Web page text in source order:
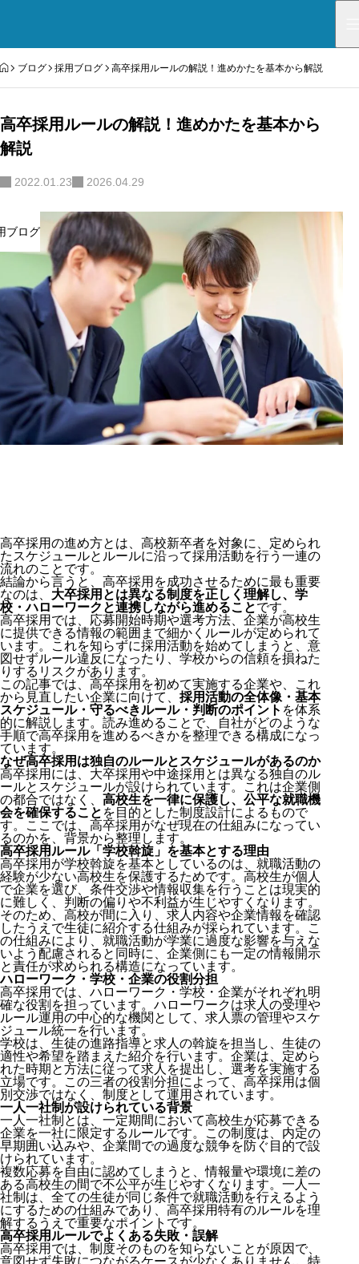
HOME
ブログ 採用ブログ 高卒採用ルールの解説！進めかたを基本から解説
高卒採用ルールの解説！進めかたを基本から
解説
2022.01.23 2026.04.29
ブログ
高卒採用の進め方とは、高校新卒者を対象に、定められ
たスケジュールとルールに沿って採用活動を行う一連の
流れのことです。
結論から言うと、高卒採用を成功させるために最も重要
なのは、 大卒採用とは異なる制度を正しく理解し、学
校・ハローワークと連携しながら進めることです。
高卒採用では、応募開始時期や選考方法、企業が高校生
に提供できる情報の範囲まで細かくルールが定められて
います。これを知らずに採用活動を始めてしまうと、意
図せずルール違反になったり、学校からの信頼を損ねた
りするリスクがあります。
この記事では、高卒採用を初めて実施する企業や、これ
から見直したい企業に向けて、 採用活動の全体像・基本
スケジュール・守るべきルール・判断のポイント を体系
的に解説します。読み進めることで、自社がどのような
手順で高卒採用を進めるべきかを整理できる構成になっ
ています。
なぜ高卒採用は独自のルールとスケジュールがあるのか
高卒採用には、大卒採用や中途採用とは異なる独自のル
ールとスケジュールが設けられています。これは企業側
の都合ではなく、 高校生を一律に保護し、公平な就職機
会を確保すること を目的とした制度設計によるもので
す。ここでは、高卒採用がなぜ現在の仕組みになってい
るのかを、背景から整理します。
高卒採用ルール「学校斡旋」を基本とする理由
高卒採用が学校斡旋を基本としているのは、就職活動の
経験が少ない高校生を保護するためです。高校生が個人
で企業を選び、条件交渉や情報収集を行うことは現実的
に難しく、判断の偏りや不利益が生じやすくなります。
そのため、高校が間に入り、求人内容や企業情報を確認
したうえで生徒に紹介する仕組みが採られています。こ
の仕組みにより、就職活動が学業に過度な影響を与えな
いよう配慮されると同時に、企業側にも一定の情報開示
と責任が求められる構造になっています。
ハローワーク・学校・企業の役割分担
高卒採用では、ハローワーク・学校・企業がそれぞれ明
確な役割を担っています。ハローワークは求人の受理や
ルール運用の中心的な機関として、求人票の管理やスケ
ジュール統一を行います。
学校は、生徒の進路指導と求人の斡旋を担当し、生徒の
適性や希望を踏まえた紹介を行います。企業は、定めら
れた時期と方法に従って求人を提出し、選考を実施する
立場です。この三者の役割分担によって、高卒採用は個
別交渉ではなく、制度として運用されています。
一人一社制が設けられている背景
一人一社制 とは、一定期間において高校生が応募できる
企業を一社に限定するルールです。この制度は、内定の
早期囲い込みや、企業間での過度な競争を防ぐ目的で設
けられています。
複数応募を自由に認めてしまうと、情報量や環境に差の
ある高校生の間で不公平が生じやすくなります。一人一
社制は、全ての生徒が同じ条件で就職活動を行えるよう
にするための仕組みであり、高卒採用特有のルールを理
解するうえで重要なポイントです。
高卒採用ルールでよくある失敗・誤解
高卒採用では、制度そのものを知らないことが原因で、
意図せず失敗につながるケースが少なくありません。特